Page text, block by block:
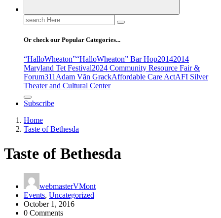
Search
for:
Or check our Popular Categories...
“HalloWheaton”“HalloWheaton” Bar Hop20142014
Maryland Tet Festival2024 Community Resource Fair &
Forum311Adam Văn GrackAffordable Care ActAFI Silver
Theater and Cultural Center
Subscribe
Home
Taste of Bethesda
Taste of Bethesda
webmasterVMont
Events, Uncategorized
October 1, 2016
0 Comments